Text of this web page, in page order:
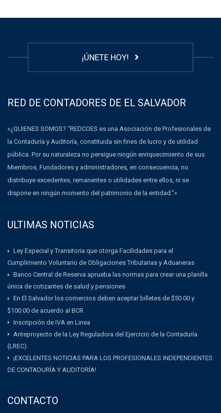
¡ÚNETE HOY!
RED DE CONTADORES DE EL SALVADOR
«¿QUIENES SOMOS? “REDCOES es una Asociación de Profesionales de
la Contaduría y Auditoría, constituida sin fines de lucro y de utilidad
pública. Por su naturaleza no persigue ningún enriquecimiento de sus
Miembros, Fundadores y administradores, en consecuencia, no
distribuye excedentes, remanentes o utilidades entre ellos, ni se
dispone en ningún momento del patrimonio de la entidad.”»
ULTIMAS NOTICIAS
Ley Especial y Transitoria que otorga Facilidades para el
Cumplimiento Voluntario de Obligaciones Tributarias y Aduaneras
Banco Central de Reserva aprueba las normas para crear una planilla
única de cotizantes de salud y pensiones
En El Salvador los comercios deben aceptar billetes de $50.00 y
$100.00 de acuerdo al BCR
Inscripción de IVA en Linea
Anteproyecto de la Ley Reguladora del Ejercicio de la Contaduría
(LREC).
¡EXCELENTES NOTICIAS PARA LOS PROFESIONALES INDEPENDIENTES
DE CONTADURÍA Y AUDITORÍA!
CONTACTO